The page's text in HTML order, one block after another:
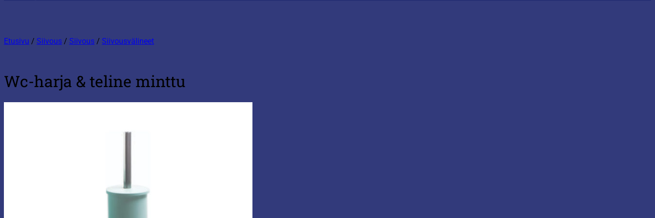
Etusivu / Siivous / Siivous / Siivousvälineet
Wc-harja & teline minttu